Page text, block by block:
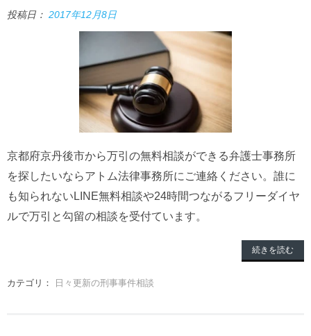
投稿日： 2017年12月8日
京都府京丹後市から万引の無料相談ができる弁護士事務所
を探したいならアトム法律事務所にご連絡ください。誰に
も知られないLINE無料相談や24時間つながるフリーダイヤ
ルで万引と勾留の相談を受付ています。
続きを読む
カテゴリ： 日々更新の刑事事件相談